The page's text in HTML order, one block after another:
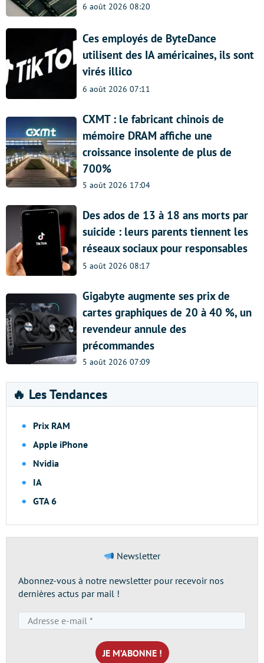
6 août 2026 08:20
Ces employés de ByteDance
utilisent des IA américaines, ils sont
virés illico
6 août 2026 07:11
CXMT : le fabricant chinois de
mémoire DRAM affiche une
croissance insolente de plus de
700%
5 août 2026 17:04
Des ados de 13 à 18 ans morts par
suicide : leurs parents tiennent les
réseaux sociaux pour responsables
5 août 2026 08:17
Gigabyte augmente ses prix de
cartes graphiques de 20 à 40 %, un
revendeur annule des
précommandes
5 août 2026 07:09
🔥 Les Tendances
Prix RAM
Apple iPhone
Nvidia
IA
GTA 6
Newsletter
Abonnez-vous à notre newsletter pour recevoir nos
dernières actus par mail !
e-
mail
*